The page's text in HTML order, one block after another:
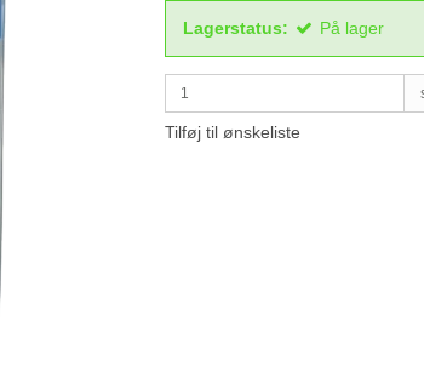
Lagerstatus: På lager
Tilføj til ønskeliste